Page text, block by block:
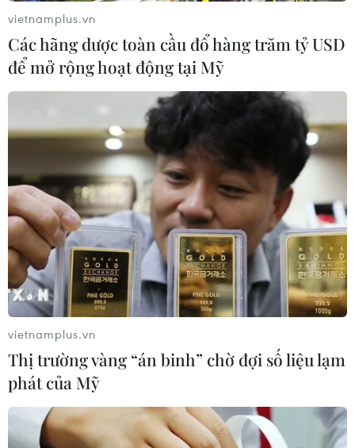
#Boeing 737 MAX #NTSB #Alaska Airlines Mỹ
Theo dõi VietnamPlus
vietnamplus.vn
Các hãng dược toàn cầu đổ hàng trăm tỷ USD
để mở rộng hoạt động tại Mỹ
vietnamplus.vn
Thị trường vàng “án binh” chờ đợi số liệu lạm
phát của Mỹ